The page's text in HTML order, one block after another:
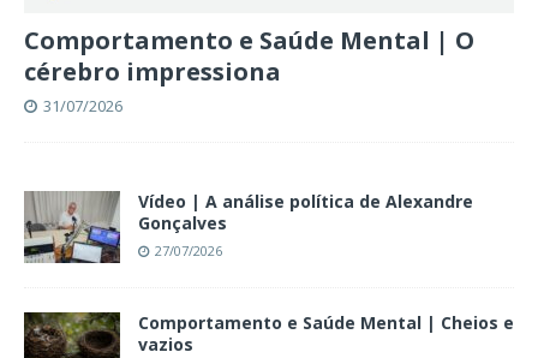
Comportamento e Saúde Mental | O
cérebro impressiona
31/07/2026
Vídeo | A análise política de Alexandre
Gonçalves
27/07/2026
Comportamento e Saúde Mental | Cheios e
vazios